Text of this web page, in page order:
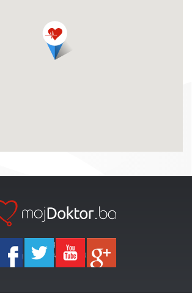
Ka-Agencija
Copyright 2026 All Right Reserved